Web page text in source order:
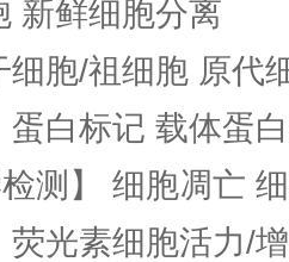
新鲜细胞分离
细胞/祖细胞 原代
蛋白标记 载体蛋
检测】 细胞凋亡
荧光素细胞活力/